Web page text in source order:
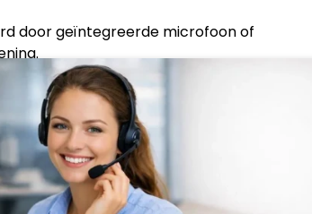
door geïntegreerde microfoon of
bewegend; geluidseffecten via